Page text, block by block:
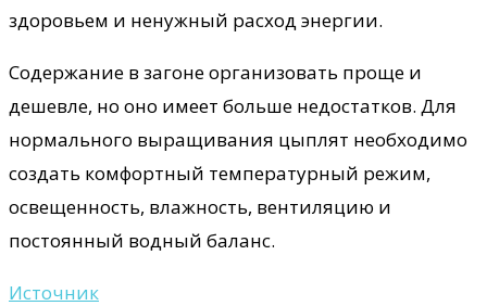
здоровьем и ненужный расход энергии.
Содержание в загоне организовать проще и
дешевле, но оно имеет больше недостатков. Для
нормального выращивания цыплят необходимо
создать комфортный температурный режим,
освещенность, влажность, вентиляцию и
постоянный водный баланс.
Источник